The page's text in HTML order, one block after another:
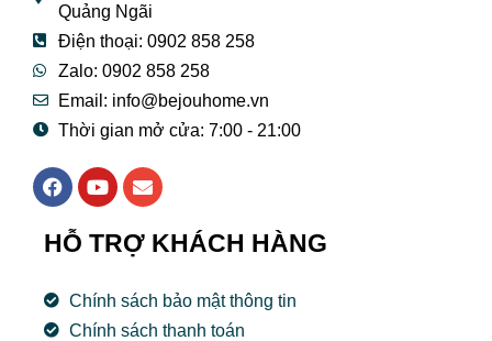
Quảng Ngãi
Điện thoại: 0902 858 258
Zalo: 0902 858 258
Email: info@bejouhome.vn
Thời gian mở cửa: 7:00 - 21:00
F
a
e
b
o
k
Y
o
t
u
e
E
n
e
l
p
e
HỖ TRỢ KHÁCH HÀNG
Chính sách bảo mật thông tin
Chính sách thanh toán